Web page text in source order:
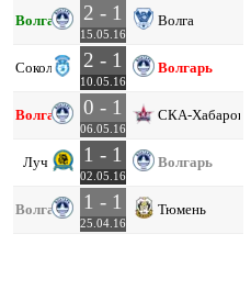
Волгарь 2 - 1
15.05.16
Волга
Сокол 2 - 1
10.05.16
Волгарь
Волгарь 0 - 1
06.05.16
СКА-
Луч 1 - 1
02.05.16
Волгарь
Волгарь 1 - 1
25.04.16
Тюмень